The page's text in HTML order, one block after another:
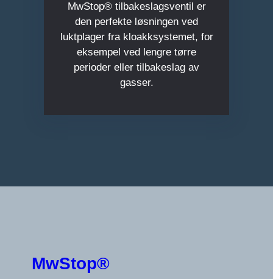
MwStop® tilbakeslagsventil er
den perfekte løsningen ved
luktplager fra kloakksystemet, for
eksempel ved lengre tørre
perioder eller tilbakeslag av
gasser.
MwStop®